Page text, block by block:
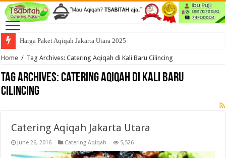
Harga Paket Aqiqah Jakarta Utara 2025
Home / Tag Archives: Catering Aqiqah di Kali Baru Cilincing
Tag Archives:Catering Aqiqah di Kali Baru
Cilincing
Catering Aqiqah Jakarta Utara
June 26, 2016 Catering Aqiqah 5,526